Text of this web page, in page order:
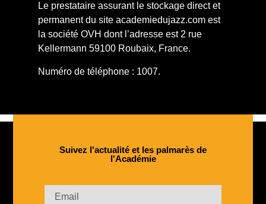
Le prestataire assurant le stockage direct et
permanent du site academiedujazz.com est
la société OVH dont l’adresse est 2 rue
Kellermann 59100 Roubaix, France.
Numéro de téléphone : 1007.
Suivez l'actualité et les palmarès de
l'Académie​